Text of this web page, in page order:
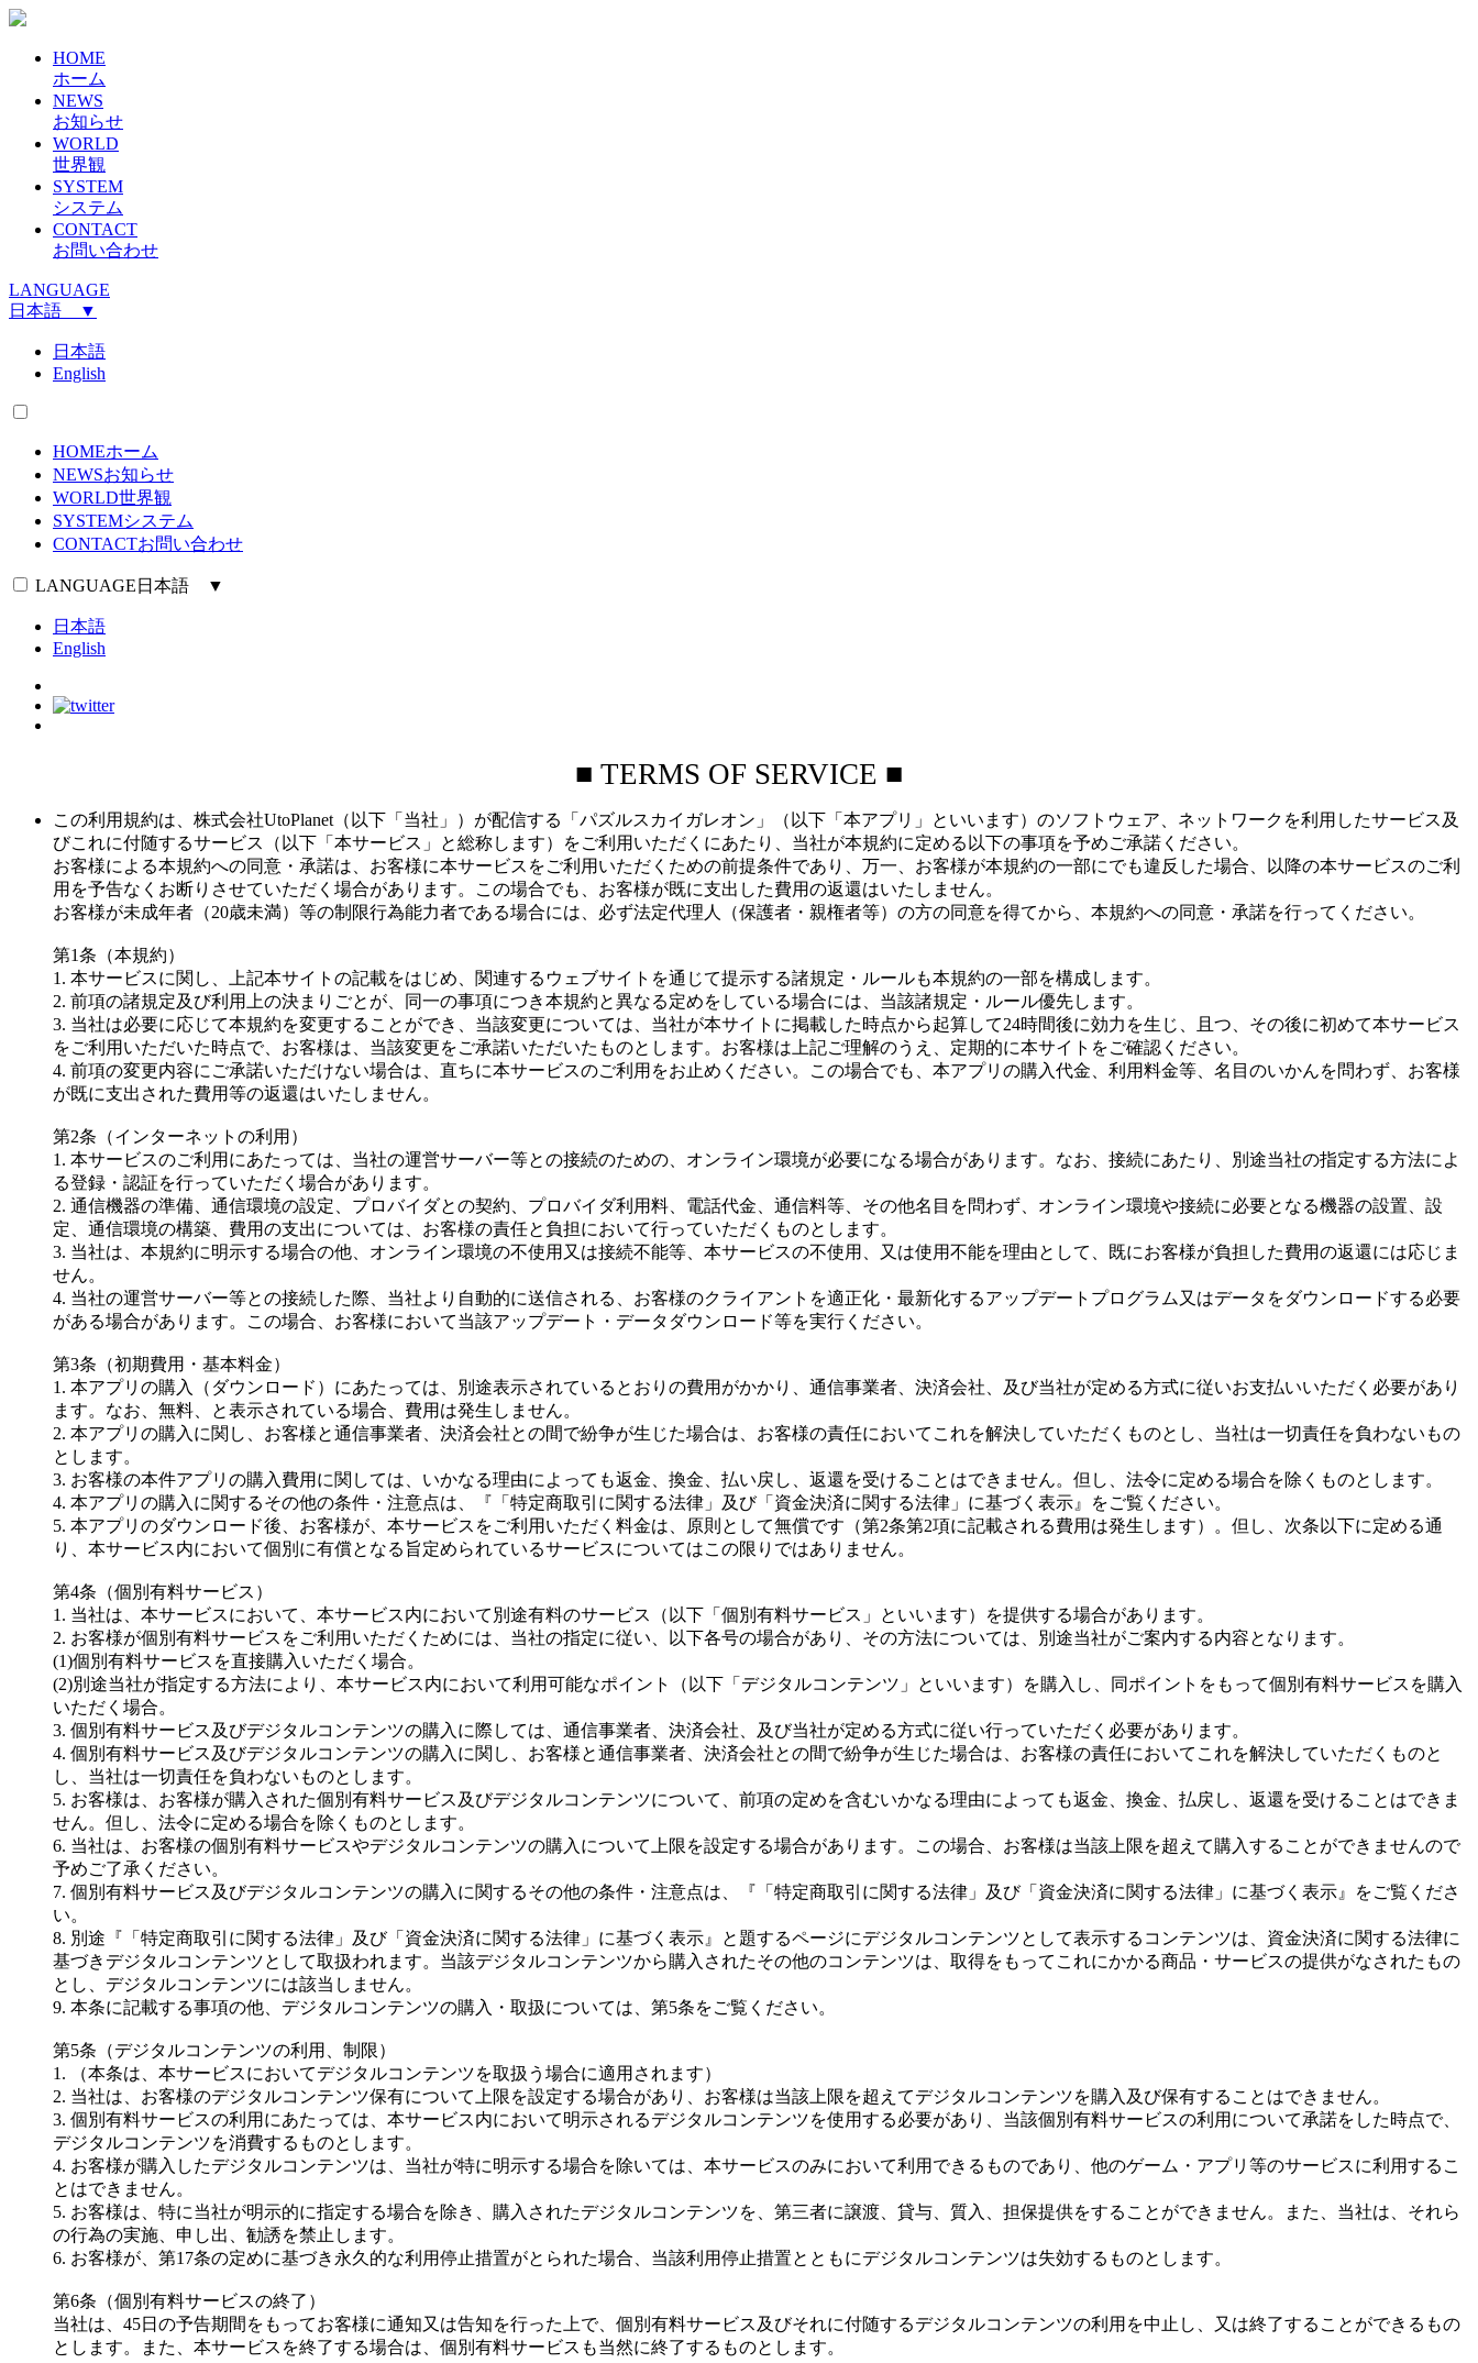
HOME
ホーム
NEWS
お知らせ
WORLD
世界観
SYSTEM
システム
CONTACT
お問い合わせ
LANGUAGE
日本語 ▼
日本語
English
HOMEホーム
NEWSお知らせ
WORLD世界観
SYSTEMシステム
CONTACTお問い合わせ
LANGUAGE 日本語 ▼
日本語
English
■ TERMS OF SERVICE ■
この利用規約は、株式会社UtoPlanet（以下「当社」）が配信する「パズルスカイガレオン」（以下「本アプリ」といいます）のソフトウェア、ネットワークを利用したサービス及
びこれに付随するサービス（以下「本サービス」と総称します）をご利用いただくにあたり、当社が本規約に定める以下の事項を予めご承諾ください。
お客様による本規約への同意・承諾は、お客様に本サービスをご利用いただくための前提条件であり、万一、お客様が本規約の一部にでも違反した場合、以降の本サービスのご利
用を予告なくお断りさせていただく場合があります。この場合でも、お客様が既に支出した費用の返還はいたしません。
お客様が未成年者（20歳未満）等の制限行為能力者である場合には、必ず法定代理人（保護者・親権者等）の方の同意を得てから、本規約への同意・承諾を行ってください。
第1条（本規約）
1. 本サービスに関し、上記本サイトの記載をはじめ、関連するウェブサイトを通じて提示する諸規定・ルールも本規約の一部を構成します。
2. 前項の諸規定及び利用上の決まりごとが、同一の事項につき本規約と異なる定めをしている場合には、当該諸規定・ルール優先します。
3. 当社は必要に応じて本規約を変更することができ、当該変更については、当社が本サイトに掲載した時点から起算して24時間後に効力を生じ、且つ、その後に初めて本サービス
をご利用いただいた時点で、お客様は、当該変更をご承諾いただいたものとします。お客様は上記ご理解のうえ、定期的に本サイトをご確認ください。
4. 前項の変更内容にご承諾いただけない場合は、直ちに本サービスのご利用をお止めください。この場合でも、本アプリの購入代金、利用料金等、名目のいかんを問わず、お客様
が既に支出された費用等の返還はいたしません。
第2条（インターネットの利用）
1. 本サービスのご利用にあたっては、当社の運営サーバー等との接続のための、オンライン環境が必要になる場合があります。なお、接続にあたり、別途当社の指定する方法によ
る登録・認証を行っていただく場合があります。
2. 通信機器の準備、通信環境の設定、プロバイダとの契約、プロバイダ利用料、電話代金、通信料等、その他名目を問わず、オンライン環境や接続に必要となる機器の設置、設
定、通信環境の構築、費用の支出については、お客様の責任と負担において行っていただくものとします。
3. 当社は、本規約に明示する場合の他、オンライン環境の不使用又は接続不能等、本サービスの不使用、又は使用不能を理由として、既にお客様が負担した費用の返還には応じま
せん。
4. 当社の運営サーバー等との接続した際、当社より自動的に送信される、お客様のクライアントを適正化・最新化するアップデートプログラム又はデータをダウンロードする必要
がある場合があります。この場合、お客様において当該アップデート・データダウンロード等を実行ください。
第3条（初期費用・基本料金）
1. 本アプリの購入（ダウンロード）にあたっては、別途表示されているとおりの費用がかかり、通信事業者、決済会社、及び当社が定める方式に従いお支払いいただく必要があり
ます。なお、無料、と表示されている場合、費用は発生しません。
2. 本アプリの購入に関し、お客様と通信事業者、決済会社との間で紛争が生じた場合は、お客様の責任においてこれを解決していただくものとし、当社は一切責任を負わないもの
とします。
3. お客様の本件アプリの購入費用に関しては、いかなる理由によっても返金、換金、払い戻し、返還を受けることはできません。但し、法令に定める場合を除くものとします。
4. 本アプリの購入に関するその他の条件・注意点は、『「特定商取引に関する法律」及び「資金決済に関する法律」に基づく表示』をご覧ください。
5. 本アプリのダウンロード後、お客様が、本サービスをご利用いただく料金は、原則として無償です（第2条第2項に記載される費用は発生します）。但し、次条以下に定める通
り、本サービス内において個別に有償となる旨定められているサービスについてはこの限りではありません。
第4条（個別有料サービス）
1. 当社は、本サービスにおいて、本サービス内において別途有料のサービス（以下「個別有料サービス」といいます）を提供する場合があります。
2. お客様が個別有料サービスをご利用いただくためには、当社の指定に従い、以下各号の場合があり、その方法については、別途当社がご案内する内容となります。
(1)個別有料サービスを直接購入いただく場合。
(2)別途当社が指定する方法により、本サービス内において利用可能なポイント（以下「デジタルコンテンツ」といいます）を購入し、同ポイントをもって個別有料サービスを購入
いただく場合。
3. 個別有料サービス及びデジタルコンテンツの購入に際しては、通信事業者、決済会社、及び当社が定める方式に従い行っていただく必要があります。
4. 個別有料サービス及びデジタルコンテンツの購入に関し、お客様と通信事業者、決済会社との間で紛争が生じた場合は、お客様の責任においてこれを解決していただくものと
し、当社は一切責任を負わないものとします。
5. お客様は、お客様が購入された個別有料サービス及びデジタルコンテンツについて、前項の定めを含むいかなる理由によっても返金、換金、払戻し、返還を受けることはできま
せん。但し、法令に定める場合を除くものとします。
6. 当社は、お客様の個別有料サービスやデジタルコンテンツの購入について上限を設定する場合があります。この場合、お客様は当該上限を超えて購入することができませんので
予めご了承ください。
7. 個別有料サービス及びデジタルコンテンツの購入に関するその他の条件・注意点は、『「特定商取引に関する法律」及び「資金決済に関する法律」に基づく表示』をご覧くださ
い。
8. 別途『「特定商取引に関する法律」及び「資金決済に関する法律」に基づく表示』と題するページにデジタルコンテンツとして表示するコンテンツは、資金決済に関する法律に
基づきデジタルコンテンツとして取扱われます。当該デジタルコンテンツから購入されたその他のコンテンツは、取得をもってこれにかかる商品・サービスの提供がなされたもの
とし、デジタルコンテンツには該当しません。
9. 本条に記載する事項の他、デジタルコンテンツの購入・取扱については、第5条をご覧ください。
第5条（デジタルコンテンツの利用、制限）
1. （本条は、本サービスにおいてデジタルコンテンツを取扱う場合に適用されます）
2. 当社は、お客様のデジタルコンテンツ保有について上限を設定する場合があり、お客様は当該上限を超えてデジタルコンテンツを購入及び保有することはできません。
3. 個別有料サービスの利用にあたっては、本サービス内において明示されるデジタルコンテンツを使用する必要があり、当該個別有料サービスの利用について承諾をした時点で、
デジタルコンテンツを消費するものとします。
4. お客様が購入したデジタルコンテンツは、当社が特に明示する場合を除いては、本サービスのみにおいて利用できるものであり、他のゲーム・アプリ等のサービスに利用するこ
とはできません。
5. お客様は、特に当社が明示的に指定する場合を除き、購入されたデジタルコンテンツを、第三者に譲渡、貸与、質入、担保提供をすることができません。また、当社は、それら
の行為の実施、申し出、勧誘を禁止します。
6. お客様が、第17条の定めに基づき永久的な利用停止措置がとられた場合、当該利用停止措置とともにデジタルコンテンツは失効するものとします。
第6条（個別有料サービスの終了）
当社は、45日の予告期間をもってお客様に通知又は告知を行った上で、個別有料サービス及びそれに付随するデジタルコンテンツの利用を中止し、又は終了することができるもの
とします。また、本サービスを終了する場合は、個別有料サービスも当然に終了するものとします。